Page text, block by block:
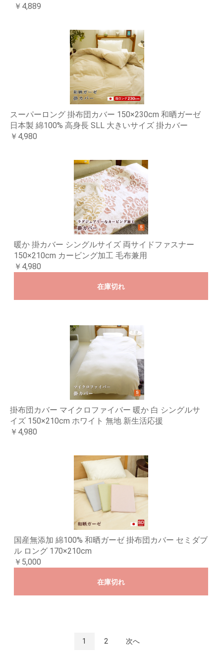
￥4,889
スーパーロング 掛布団カバー 150×230cm 和晒ガーゼ
日本製 綿100% 高身長 SLL 大きいサイズ 掛カバー
￥4,980
暖か 掛カバー シングルサイズ 両サイドファスナー
150×210cm カービング加工 毛布兼用
￥4,980
在庫切れ
掛布団カバー マイクロファイバー 暖か 白 シングルサ
イズ 150×210cm ホワイト 無地 新生活応援
￥4,980
国産無添加 綿100% 和晒ガーゼ 掛布団カバー セミダブ
ル ロング 170×210cm
￥5,000
在庫切れ
1 2 次へ